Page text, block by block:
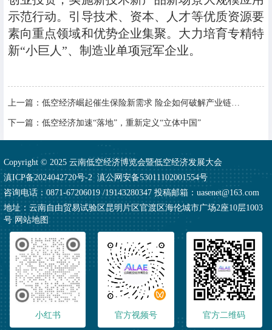
示范行动。引导技术、资本、人才等优质资源要
素向重点领域和优势企业集聚。大力培育专精特
新“小巨人”、制造业单项冠军企业。
上一篇： 低空经济崛起催生保险新需求 险企如何破解产业链保障难题
下一篇： 低空经济加速“落地”，重新定义“立体中国”
Copyright © 2025 云南低空经济博览会暨低空经济发展大会
滇ICP备2024042720号-2滇公网安备53011102001554号
咨询电话：0871-67206019 /19143280347 投稿邮箱：uasenet@163.com
地址：云南自由贸易试验区昆明片区官渡区海伦城市广场2座10层1003
号网站地图
小红书 官方视频号 官方二维码